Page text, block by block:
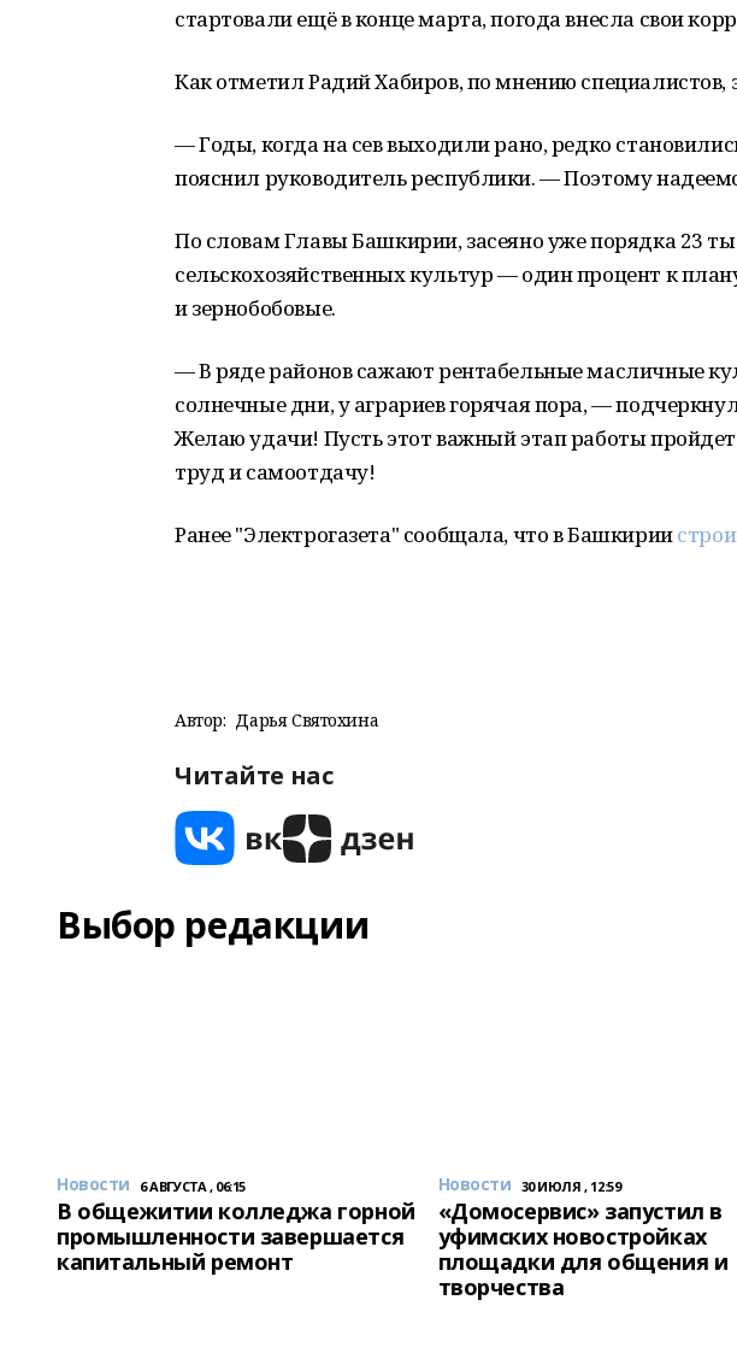
стартовали ещё в конце марта, погода внесла свои
Как отметил Радий Хабиров, по мнению специалистов,
— Годы, когда на сев выходили рано, редко
пояснил руководитель республики. — Поэтому
По словам Главы Башкирии, засеяно уже порядка 23
сельскохозяйственных культур — один процент к
и зернобобовые.
— В ряде районов сажают рентабельные масличные
солнечные дни, у аграриев горячая пора, —
Желаю удачи! Пусть этот важный этап работы пройдет
труд и самоотдачу!
Ранее "Электрогазета" сообщала, что в Башкирии
Автор: Дарья Святохина
Читайте нас
Выбор редакции
Новости 6 АВГУСТА , 06:15
В общежитии колледжа горной
промышленности завершается
капитальный ремонт
Новости 30 ИЮЛЯ , 12:59
«Домосервис» запустил в
уфимских новостройках
площадки для общения и
творчества